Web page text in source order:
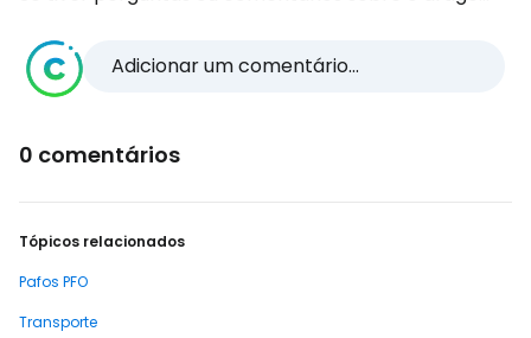
Adicionar um comentário...
0 comentários
Tópicos relacionados
Pafos PFO
Transporte